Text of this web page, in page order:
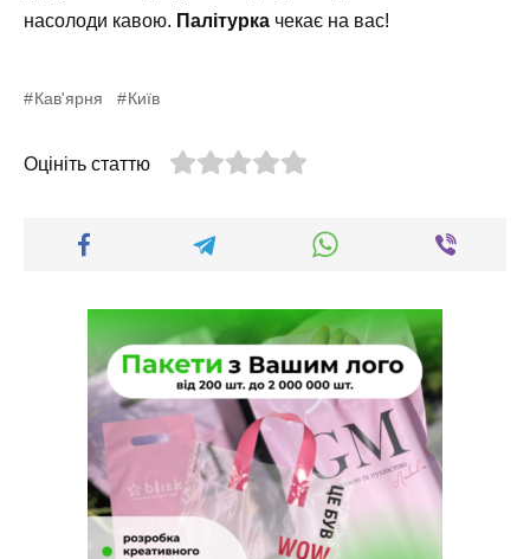
насолоди кавою. Палітурка чекає на вас!
Кав'ярня Київ
Оцініть статтю